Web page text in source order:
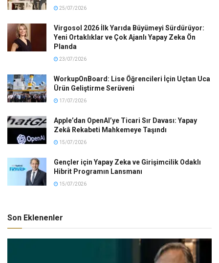
25/07/2026
Virgosol 2026 İlk Yarıda Büyümeyi Sürdürüyor:
Yeni Ortaklıklar ve Çok Ajanlı Yapay Zeka Ön
Planda
23/07/2026
WorkupOnBoard: Lise Öğrencileri İçin Uçtan Uca
Ürün Geliştirme Serüveni
17/07/2026
Apple’dan OpenAI’ye Ticari Sır Davası: Yapay
Zekâ Rekabeti Mahkemeye Taşındı
15/07/2026
Gençler için Yapay Zeka ve Girişimcilik Odaklı
Hibrit Programın Lansmanı
15/07/2026
Son Eklenenler